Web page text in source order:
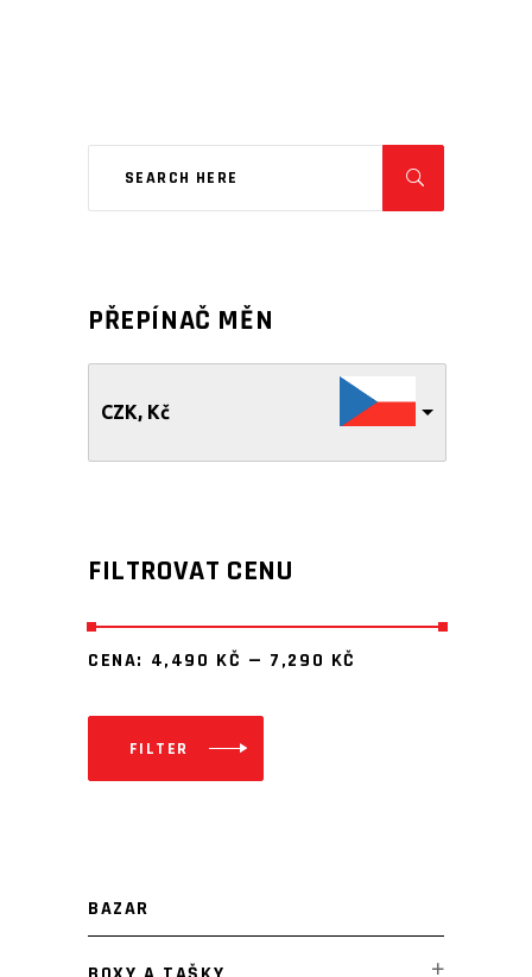
PŘEPÍNAČ MĚN
CZK, Kč
FILTROVAT CENU
FILTER
CENA: 4,490 KČ — 7,290 KČ
BAZAR